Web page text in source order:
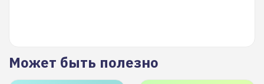
Может быть полезно